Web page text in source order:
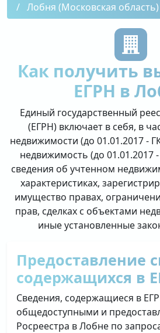
Лобня (Московская область)
Как получить
ЕГРН в
Единый государственный
(ЕГРН) включает в себя, в
недвижимости (до 01.01.2017 -
недвижимость (до 01.01.2017
сведения об учтенном
характеристиках,
имущество правах,
прав, сделках с объектами
иные установленные
Предоставление
содержащихся в
Сведения, содержащиеся в
общедоступными и
Росреестра в Лобне по